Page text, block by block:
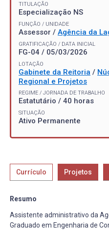
TITULAÇÃO
Especialização NS
FUNÇÃO / UNIDADE
Assessor / Agência da
GRATIFICAÇÃO / DATA INICIAL
FG-04 / 05/03/2026
LOTAÇÃO
Gabinete da Reitoria /
Regional e Projetos
REGIME / JORNADA DE TRABALHO
Estatutário / 40 horas
SITUAÇÃO
Ativo Permanente
Currículo Projetos
Resumo
Assistente administrativo da
Graduado em Engenharia de